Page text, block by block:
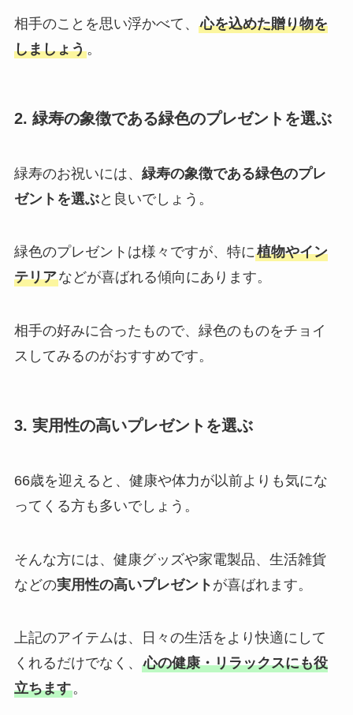
相手のことを思い浮かべて、 心を込めた贈り物を
しましょう。
2. 緑寿の象徴である緑色のプレゼントを選ぶ
緑寿のお祝いには、 緑寿の象徴である緑色のプレ
ゼントを選ぶと良いでしょう。
緑色のプレゼントは様々ですが、特に植物やイン
テリアなどが喜ばれる傾向にあります。
相手の好みに合ったもので、緑色のものをチョイ
スしてみるのがおすすめです。
3. 実用性の高いプレゼントを選ぶ
66歳を迎えると、健康や体力が以前よりも気にな
ってくる方も多いでしょう。
そんな方には、健康グッズや家電製品、生活雑貨
などの実用性の高いプレゼント が喜ばれます。
上記のアイテムは、日々の生活をより快適にして
くれるだけでなく、 心の健康・リラックスにも役
立ちます。